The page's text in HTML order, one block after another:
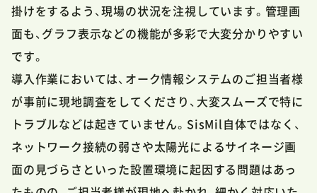
掛けをするよう、現場の状況を注視しています。管理画
面も、グラフ表示などの機能が多彩で大変分かりやすい
です。
導入作業においては、オーク情報システムのご担当者様
が事前に現地調査をしてくださり、大変スムーズで特に
トラブルなどは起きていません。SisMil自体ではなく、
ネットワーク接続の弱さや太陽光によるサイネージ画
面の見づらさといった設置環境に起因する問題はあっ